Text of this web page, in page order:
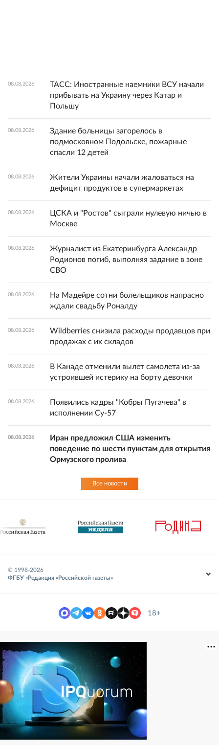
08.08.2026
ТАСС: Иностранные наемники ВСУ начали
прибывать на Украину через Катар и
Польшу
08.08.2026
Здание больницы загорелось в
подмосковном Подольске, пожарные
спасли 12 детей
08.08.2026
Жители Украины начали жаловаться на
дефицит продуктов в супермаркетах
08.08.2026
ЦСКА и "Ростов" сыграли нулевую ничью в
Москве
08.08.2026
Журналист из Екатеринбурга Александр
Родионов погиб, выполняя задание в зоне
СВО
08.08.2026
На Мадейре сотни болельщиков напрасно
ждали свадьбу Роналду
08.08.2026
Wildberries снизила расходы продавцов при
продажах с их складов
08.08.2026
В Канаде отменили вылет самолета из-за
устроившей истерику на борту девочки
08.08.2026
Появились кадры "Кобры Пугачева" в
исполнении Су-57
08.08.2026
Иран предложил США изменить
поведение по шести пунктам для открытия
Ормузского пролива
Все новости
© 1998-2026
ФГБУ «Редакция «Российской газеты»
18+